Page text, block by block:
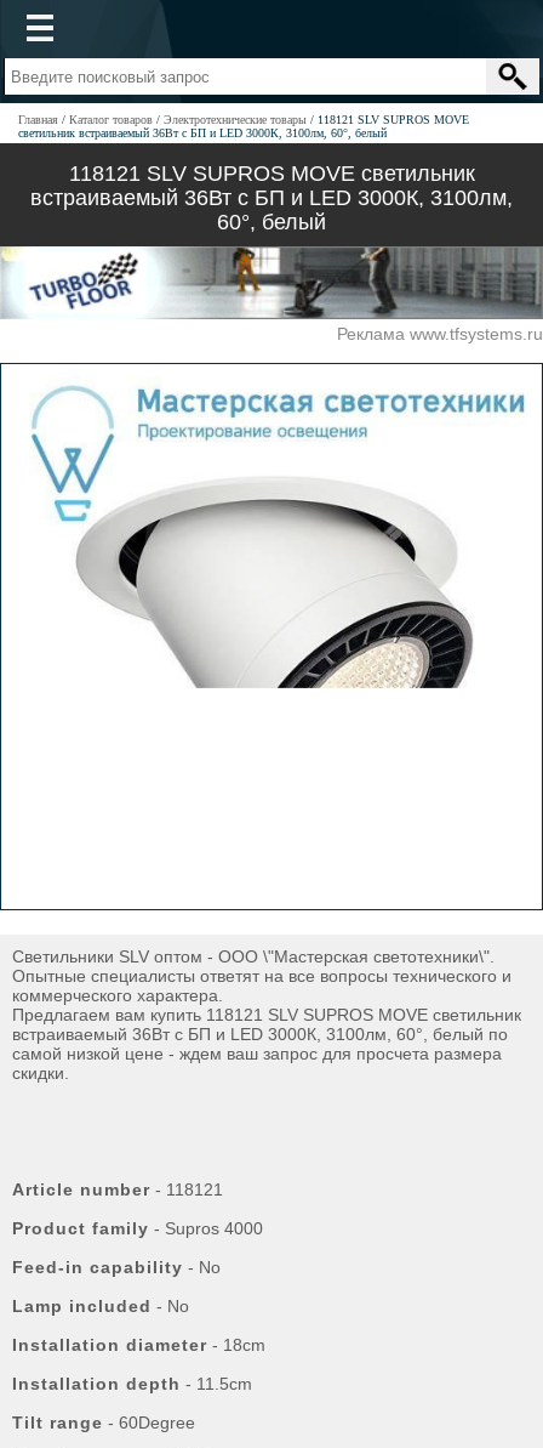
Главная Каталог товаров Электротехнические товары
118121 SLV SUPROS MOVE
светильник встраиваемый 36Вт с БП и LED 3000К, 3100лм, 60°, белый
118121 SLV SUPROS MOVE светильник
встраиваемый 36Вт с БП и LED 3000К, 3100лм,
60°, белый
Реклама www.tfsystems.ru
Светильники SLV оптом - ООО \"Мастерская светотехники\".
Опытные специалисты ответят на все вопросы технического и
коммерческого характера.
Предлагаем вам купить 118121 SLV SUPROS MOVE светильник
встраиваемый 36Вт с БП и LED 3000К, 3100лм, 60°, белый по
самой низкой цене - ждем ваш запрос для просчета размера
скидки.
Article number - 118121
Product family - Supros 4000
Feed-in capability - No
Lamp included - No
Installation diameter - 18cm
Installation depth - 11.5cm
Tilt range - 60Degree